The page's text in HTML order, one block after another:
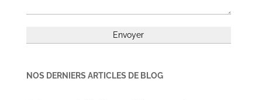
NOS DERNIERS ARTICLES DE BLOG